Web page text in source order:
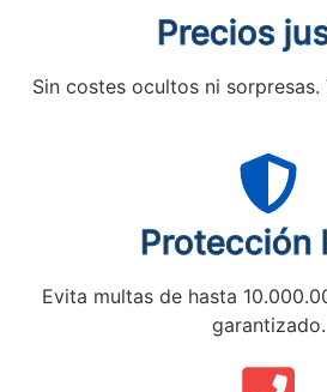
Precios
Sin costes ocultos ni
Protección
Evita multas de hasta
garantizado.